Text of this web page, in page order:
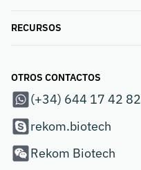
RECURSOS
OTROS CONTACTOS
(+34) 644 17 42 82
rekom.biotech
Rekom Biotech